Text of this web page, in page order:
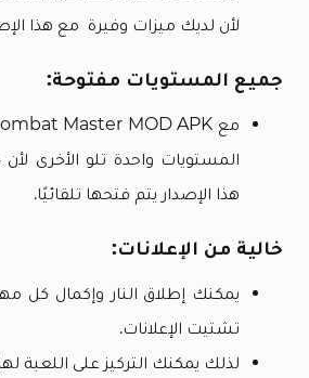
لأن لديك ميزات وفيرة مع هذا
جميع المستويات مفتوحة:
المستويات واحدة تلو الأخرى
هذا الإصدار يتم فتحها تلقائيًا.
خالية من الإعلانات:
يمكنك إطلاق النار وإكمال كل
تشتيت الإعلانات.
لذلك يمكنك التركيز على اللعبة